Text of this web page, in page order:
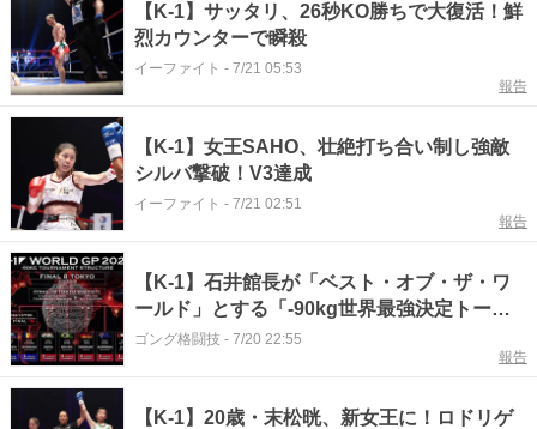
【K-1】サッタリ、26秒KO勝ちで大復活！鮮
烈カウンターで瞬殺
イーファイト - 7/21 05:53
報告
【K-1】女王SAHO、壮絶打ち合い制し強敵
シルバ撃破！V3達成
イーファイト - 7/21 02:51
報告
【K-1】石井館長が「ベスト・オブ・ザ・ワ
ールド」とする「-90kg世界最強決定トーナ
メント」世界予選8月からスタート
ゴング格闘技 - 7/20 22:55
報告
【K-1】20歳・末松晄、新女王に！ロドリゲ